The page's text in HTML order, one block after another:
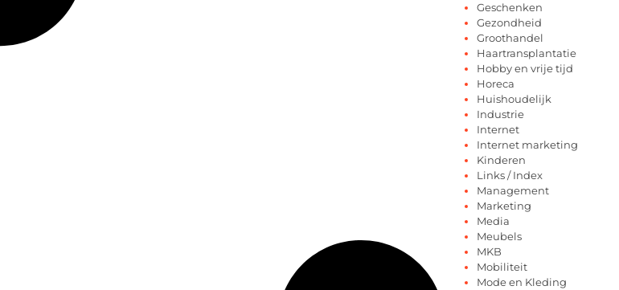
Geschenken
Gezondheid
Groothandel
Haartransplantatie
Hobby en vrije tijd
Horeca
Huishoudelijk
Industrie
Internet
Internet marketing
Kinderen
Links / Index
Management
Marketing
Media
Meubels
MKB
Mobiliteit
Mode en Kleding